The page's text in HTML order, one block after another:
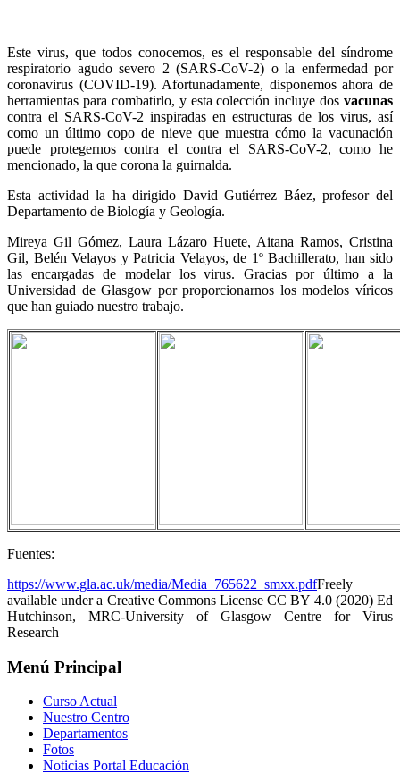
Este virus, que todos conocemos, es el responsable del síndrome
respiratorio agudo severo 2 (SARS-CoV-2) o la enfermedad por
coronavirus (COVID-19). Afortunadamente, disponemos ahora de
herramientas para combatirlo, y esta colección incluye dos vacunas
contra el SARS-CoV-2 inspiradas en estructuras de los virus, así
como un último copo de nieve que muestra cómo la vacunación
puede protegernos contra el contra el SARS-CoV-2, como he
mencionado, la que corona la guirnalda.
Esta actividad la ha dirigido David Gutiérrez Báez, profesor del
Departamento de Biología y Geología.
Mireya Gil Gómez, Laura Lázaro Huete, Aitana Ramos, Cristina
Gil, Belén Velayos y Patricia Velayos, de 1º Bachillerato, han sido
las encargadas de modelar los virus. Gracias por último a la
Universidad de Glasgow por proporcionarnos los modelos víricos
que han guiado nuestro trabajo.
Fuentes:
https://www.gla.ac.uk/media/Media_765622_smxx.pdfFreely
available under a Creative Commons License CC BY 4.0 (2020) Ed
Hutchinson, MRC-University of Glasgow Centre for Virus
Research
Menú Principal
Curso Actual
Nuestro Centro
Departamentos
Fotos
Noticias Portal Educación